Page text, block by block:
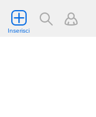
Inserisci